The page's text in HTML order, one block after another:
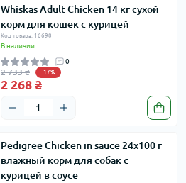
Whiskas Adult Chicken 14 кг сухой
корм для кошек с курицей
Код товара: 16698
В наличии
0
2 733 ₴ -17%
2 268 ₴
Pedigree Сhicken in sauce 24х100 г
влажный корм для собак с
курицей в соусе